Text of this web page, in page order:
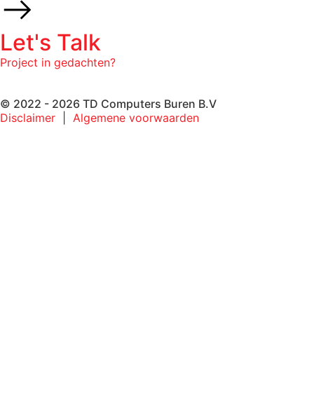
Let's Talk
Project in gedachten?
© 2022 - 2026 TD Computers Buren B.V
Disclaimer
Algemene voorwaarden